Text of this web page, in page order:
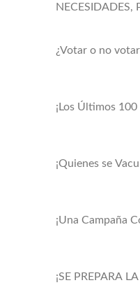
NECESIDADES,
¿Votar o no
¡Los Últimos
¡Quienes se
¡Una Campaña
¡SE PREPARA